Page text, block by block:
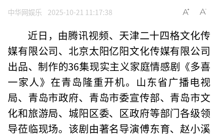
中华网娱乐 2025-10-21 11:17:38
近日，由腾讯视频、天津二十四格文化传
媒有限公司、北京太阳亿阳文化传媒有限公司
出品、制作的36集现实主义家庭情感剧《多喜
一家人》在青岛隆重开机。山东省广播电视
局、青岛市政府、青岛市委宣传部、青岛市文
化和旅游局、城阳区委、区政府等部门各级领
导莅临现场。该剧由著名导演傅东育、赵小溪